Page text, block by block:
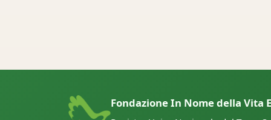
Fondazione In Nome della Vita